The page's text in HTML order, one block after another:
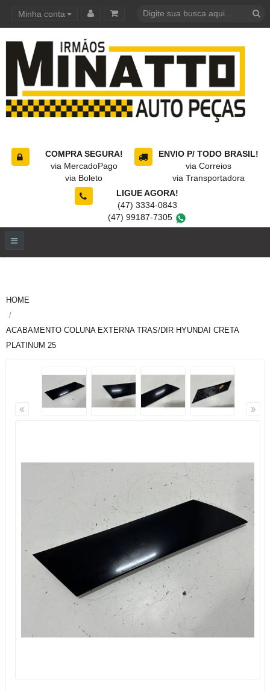
Minha conta
COMPRA SEGURA!
via MercadoPago
via Boleto
ENVIO P/ TODO BRASIL!
via Correios
via Transportadora
LIGUE AGORA!
(47) 3334-0843
(47) 99187-7305
HOME
ACABAMENTO COLUNA EXTERNA TRAS/DIR HYUNDAI CRETA
PLATINUM 25